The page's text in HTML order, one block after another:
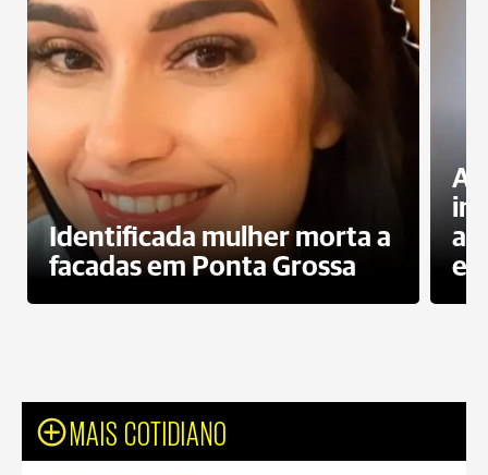
Identificada mulher morta a
facadas em Ponta Grossa
MAIS COTIDIANO